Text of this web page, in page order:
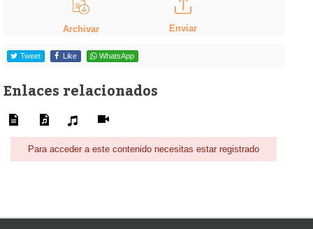
Archivar Enviar
Tweet Like WhatsApp
Enlaces relacionados
Para acceder a este contenido necesitas estar registrado